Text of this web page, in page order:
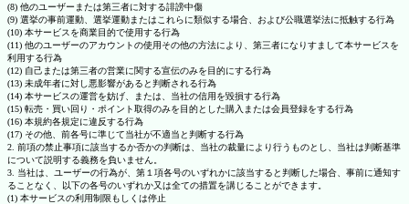
(8) 他のユーザーまたは第三者に対する誹謗中傷
(9) 選挙の事前運動、選挙運動またはこれらに類似する場合、および公職選挙法に抵触する行為
(10) 本サービスを商業目的で使用する行為
(11) 他のユーザーのアカウントの使用その他の方法により、第三者になりすまして本サービスを
利用する行為
(12) 自己または第三者の営業に関する宣伝のみを目的にする行為
(13) 未成年者に対し悪影響があると判断される行為
(14) 本サービスの運営を妨げ、または、当社の信用を毀損する行為
(15) 転売・買い回り・ポイント取得のみを目的とした購入または会員登録をする行為
(16) 本規約各規定に違反する行為
(17) その他、前各号に準じて当社が不適当と判断する行為
2. 前項の禁止事項に該当するか否かの判断は、当社の裁量により行うものとし、当社は判断基準
について説明する義務を負いません。
3. 当社は、ユーザーの行為が、第１項各号のいずれかに該当すると判断した場合、事前に通知す
ることなく、以下の各号のいずれか又は全ての措置を講じることができます。
(1) 本サービスの利用制限もしくは停止